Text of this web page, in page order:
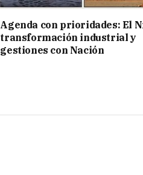
Agenda con prioridades: El
transformación industrial y
gestiones con Nación